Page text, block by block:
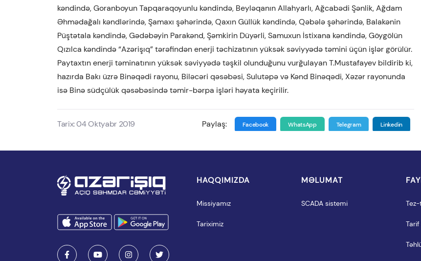
kəndində, Goranboyun Tapqaraqoyunlu kəndində, Beyləqanın Allahyarlı, Ağcabədi Şənlik, Ağdam
Əhmədağalı kəndlərində, Şamaxı şəhərində, Qaxın Güllük kəndində, Qəbələ şəhərində, Balakənin
Püştətala kəndində, Gədəbəyin Parakənd, Şəmkirin Düyərli, Samuxun İstixana kəndində, Göygölün
Qızılca kəndində “Azərişıq” tərəfindən enerji təchizatının yüksək səviyyədə təmini üçün işlər görülür.
Paytaxtın enerji təminatının yüksək səviyyədə təşkil olunduğunu vurğulayan T.Mustafayev bildirib ki,
hazırda Bakı üzrə Binəqədi rayonu, Biləcəri qəsəbəsi, Sulutəpə və Kənd Binəqədi, Xəzər rayonunda
isə Binə südçülük qəsəbəsində təmir-bərpa işləri həyata keçirilir.
Tarix: 04 Oktyabr 2019 Paylaş: Facebook WhatsApp Telegram Linkedin
HAQQIMIZDA
Missiyamız
Tariximiz
MƏLUMAT
SCADA sistemi
Tarif